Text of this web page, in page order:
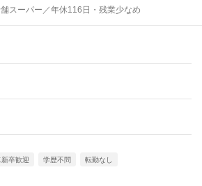
スーパー／年休116日・残業少なめ
卒歓迎 学歴不問 転勤なし